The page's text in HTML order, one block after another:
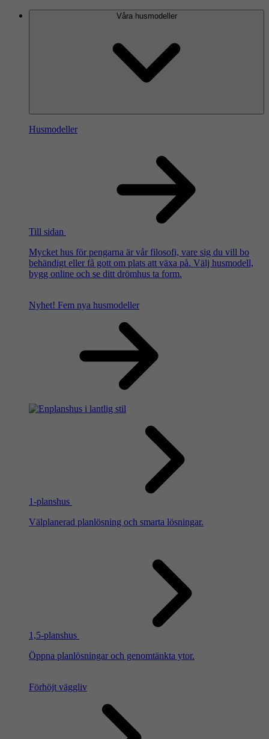
Våra husmodeller
Husmodeller
Till sidan
Mycket hus för pengarna är vår filosofi, vare sig du vill bo
behändigt eller få gott om plats att växa på. Välj husmodell,
bygg online och se ditt drömhus ta form.
Nyhet! Fem nya husmodeller
1-planshus
Välplanerad planlösning och smarta lösningar.
1,5-planshus
Öppna planlösningar och genomtänkta ytor.
Förhöjt väggliv